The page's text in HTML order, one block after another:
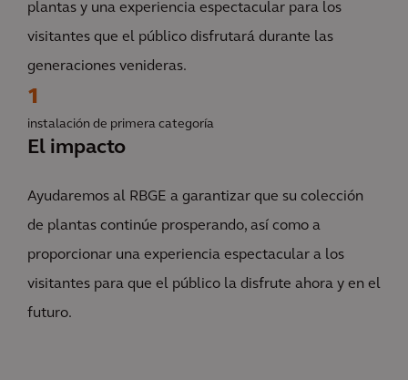
plantas y una experiencia espectacular para los
visitantes que el público disfrutará durante las
generaciones venideras.
1
instalación de primera categoría
El impacto
Ayudaremos al RBGE a garantizar que su colección
de plantas continúe prosperando, así como a
proporcionar una experiencia espectacular a los
visitantes para que el público la disfrute ahora y en el
futuro.